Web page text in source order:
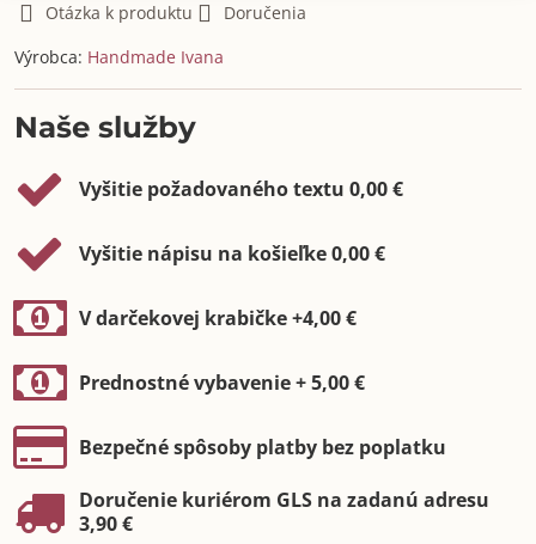
Otázka k produktu
Doručenia
Výrobca: Handmade Ivana
Naše služby
Vyšitie požadovaného textu 0,00 €
Vyšitie nápisu na košieľke 0,00 €
V darčekovej krabičke +4,00 €
Prednostné vybavenie + 5,00 €
Bezpečné spôsoby platby bez poplatku
Doručenie kuriérom GLS na zadanú adresu
3,90 €